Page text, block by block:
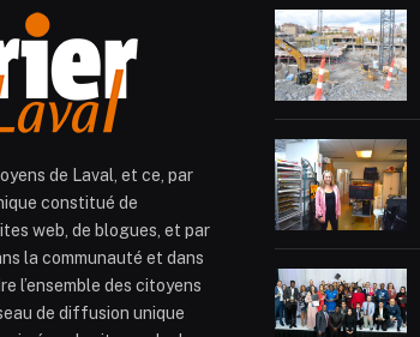
de Laval, et ce, par
constitué de
web, de blogues, et par
la communauté et dans
l’ensemble des citoyens
de diffusion unique